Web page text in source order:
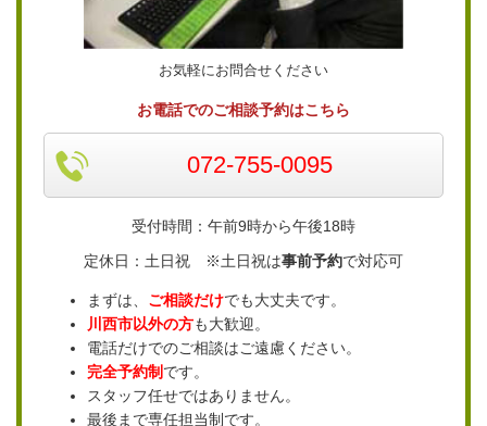
お気軽にお問合せください
お電話でのご相談予約はこちら
072-755-0095
受付時間：午前9時から午後18時
定休日：土日祝 ※土日祝は事前予約で対応可
まずは、 ご相談だけでも大丈夫です。
川西市以外の方も大歓迎。
電話だけでのご相談はご遠慮ください。
完全予約制 です。
スタッフ任せではありません。
最後まで専任担当制です。